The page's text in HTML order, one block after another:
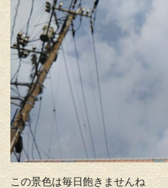
この景色は毎日飽きませんね